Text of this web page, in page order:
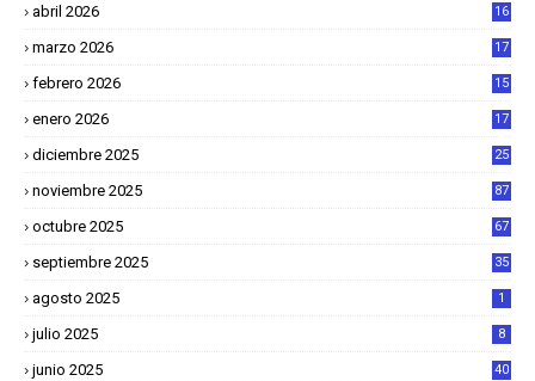
abril 2026
16
marzo 2026
17
febrero 2026
15
enero 2026
17
diciembre 2025
25
noviembre 2025 87
octubre 2025 67
septiembre 2025 35
agosto 2025 1
julio 2025 8
junio 2025 40